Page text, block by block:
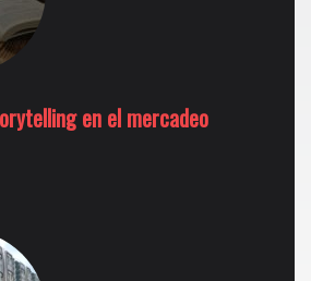
en el mercadeo